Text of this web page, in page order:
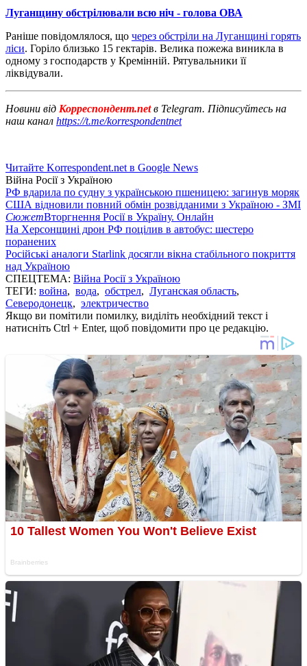
Луганщину обстрілювали всю ніч - голова ОВА
Раніше повідомлялося, що через обстріли на Луганщині горять
ліси. Горіло близько 15 гектарів. Велика пожежа виникла в
одному з господарств у Кремінній. Рятувальники її
ліквідували.
Новини від Корреспондент.netв Telegram. Підписуйтесь на
наш канал https://t.me/korrespondentnet
Читайте Korrespondent.net в Google News
Війна Росії з Україною
РФ вдарила по судну з українською пшеницею: загинув моряк
США відновили повний обмін розвідданими з Україною - ЗМІ
СюжетВторгнення Росії в Україну. Онлайн
На Херсонщині дрон РФ поцілив в автобус: шестеро
поранених
Російські аналоги Starlink досягли вікна стабільного покриття
над Україною
СПЕЦТЕМА: Війна Росії з Україною
ТЕГИ: война, вода, обстрел, Луганская область,
Северодонецк, электричество
Якщо ви помітили помилку, виділіть необхідний текст і
натисніть Ctrl + Enter, щоб повідомити про це редакцію.